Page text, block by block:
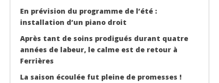
En prévision du programme de l’été :
installation d’un piano droit
Après tant de soins prodigués durant quatre
années de labeur, le calme est de retour à
Ferrières
La saison écoulée fut pleine de promesses !